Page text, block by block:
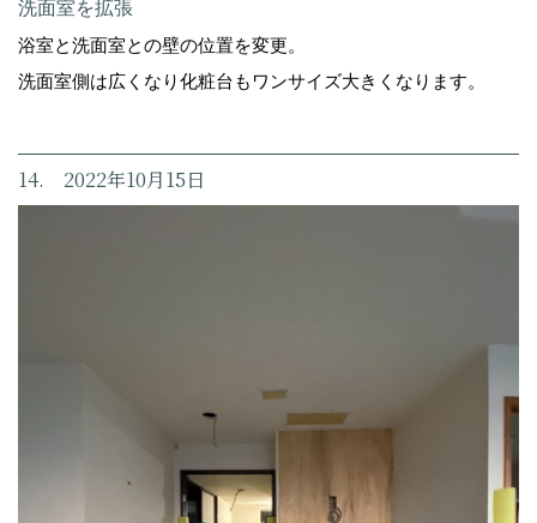
洗面室を拡張
浴室と洗面室との壁の位置を変更。
洗面室側は広くなり化粧台もワンサイズ大きくなります。
14. 2022年10月15日